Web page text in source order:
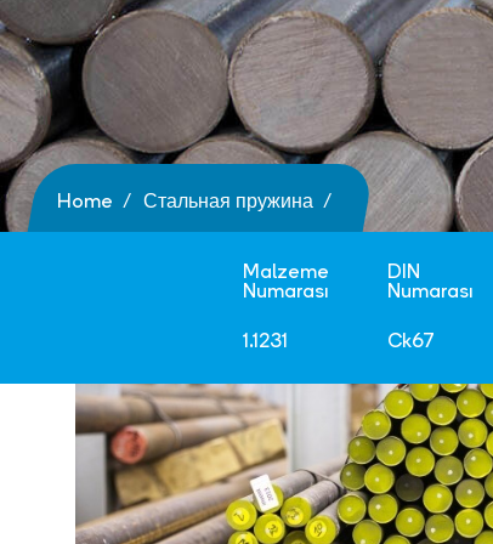
Home Стальная пружина
Malzeme
Numarası
1.1231
DIN
Numarası
Ck67